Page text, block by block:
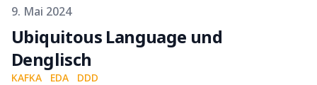
Published on
9. Mai 2024
Ubiquitous Language und
Denglisch
KAFKA EDA DDD